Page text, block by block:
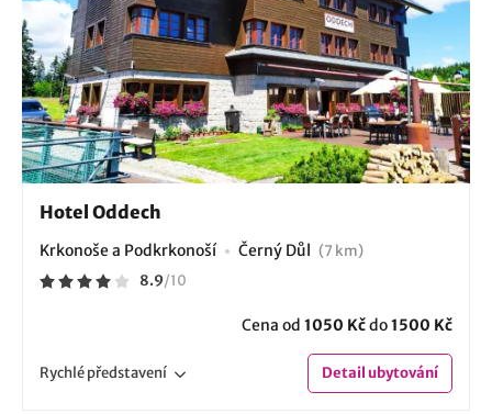
Hotel Oddech
Krkonoše a Podkrkonoší Černý Důl (7 km)
8.9/10
Cena od 1050 Kčdo1500 Kč
Rychlépředstavení Detailubytování